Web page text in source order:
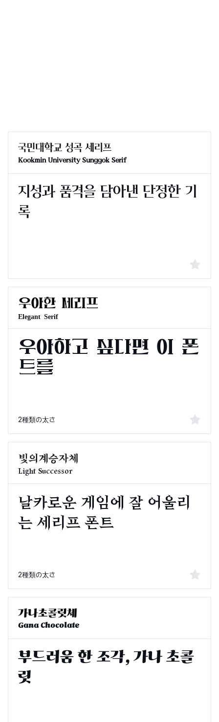
Kookmin University Sunggok Serif
Elegant Serif
2種類の太さ
Light Successor
2種類の太さ
Gana Chocolate